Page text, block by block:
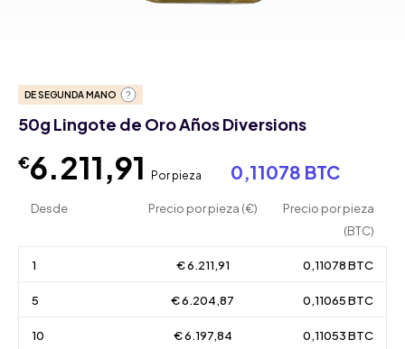
DE SEGUNDA MANO
50g Lingote de Oro Años Diversions
€6.211,91 Por pieza 0,11078 BTC
Desde Precio por pieza (€)
Precio por pieza
(BTC)
1 € 6.211,91 0,11078 BTC
5 € 6.204,87 0,11065 BTC
10 € 6.197,84 0,11053 BTC